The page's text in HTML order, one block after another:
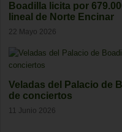
Boadilla licita por
lineal de Norte Encinar
22 Mayo 2026
Veladas del Palacio de
de conciertos
11 Junio 2026